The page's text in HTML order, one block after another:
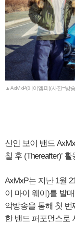
▲AxMxP(에이엠피)(사진=방
신인 보이 밴드
칠 후 (Thereafter)’
AxMxP는 지난 1월
이 마이 웨이)를 발
악방송을 통해 첫 번
한 밴드 퍼포먼스로